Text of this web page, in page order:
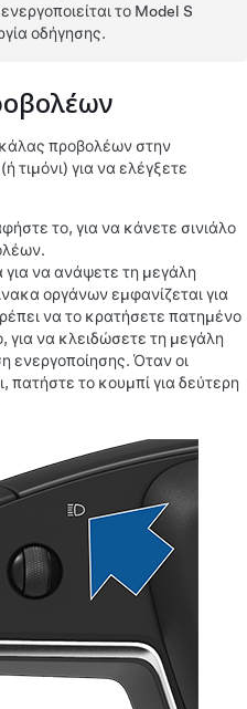
το Model S
οδήγησης.
προβολέων στην
τιμόνι) για να ελέγξετε
το, για να κάνετε σινιάλο
να ανάψετε τη μεγάλη
οργάνων εμφανίζεται για
να το κρατήσετε πατημένο
για να κλειδώσετε τη μεγάλη
ενεργοποίησης. Όταν οι
πατήστε το κουμπί για δεύτερη